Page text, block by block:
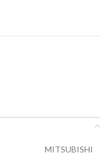
MITSUBISHI